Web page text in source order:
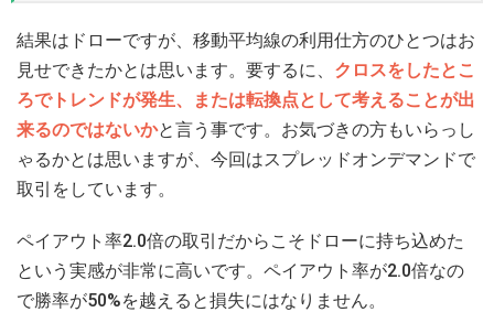
結果はドローですが、移動平均線の利用仕方のひとつはお
見せできたかとは思います。要するに、 クロスをしたとこ
ろでトレンドが発生、または転換点として考えることが出
来るのではないかと言う事です。お気づきの方もいらっし
ゃるかとは思いますが、今回はスプレッドオンデマンドで
取引をしています。
ペイアウト率2.0倍の取引だからこそドローに持ち込めた
という実感が非常に高いです。ペイアウト率が2.0倍なの
で勝率が50%を越えると損失にはなりません。